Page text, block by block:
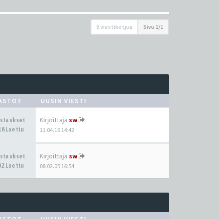
6 viestiketjua Sivu 1 /1
UUSIN VIESTI
Luettu
Kirjoittaja sw
11.04.16 14:42
Luettu
Kirjoittaja sw
08.02.05 16:54